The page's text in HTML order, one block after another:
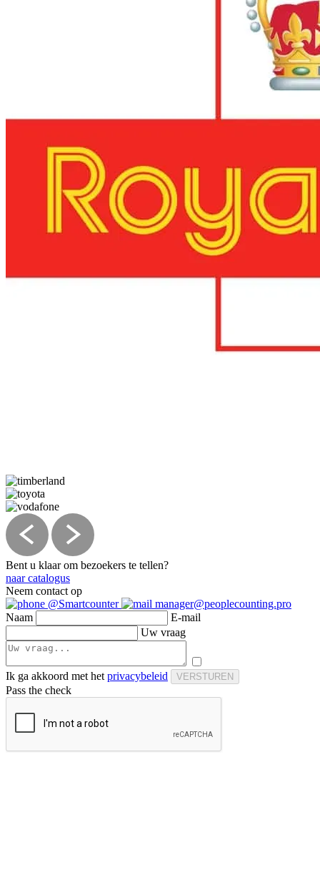
Bent u klaar om bezoekers te tellen?
naar catalogus
Neem contact op
@Smartcounter
manager@peoplecounting.pro
Naam
E-mail
Uw vraag
Ik ga akkoord met het privacybeleid VERSTUREN
Pass the check